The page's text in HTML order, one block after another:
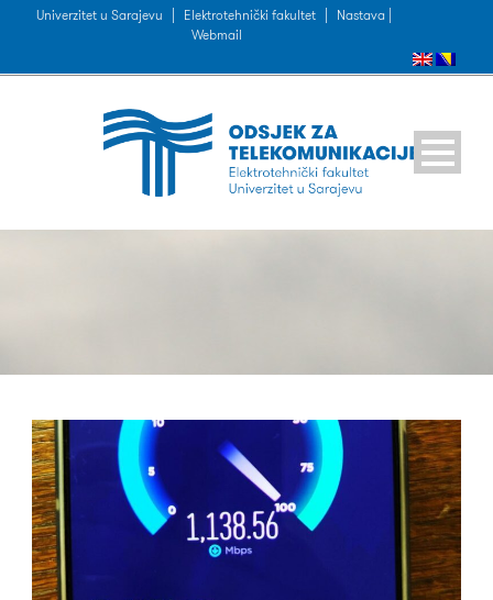
Univerzitet u Sarajevu Elektrotehnički fakultet
Nastava |
Webmail